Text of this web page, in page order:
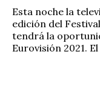
Esta noche la
edición del
tendrá la
Eurovisión 2021.